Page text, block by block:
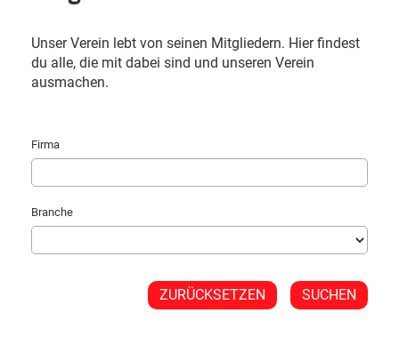
Unser Verein lebt von seinen Mitgliedern. Hier findest
du alle, die mit dabei sind und unseren Verein
ausmachen.
Firma
Branche